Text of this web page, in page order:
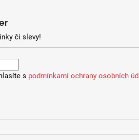
či slevy!
s podmínkami ochrany osobních